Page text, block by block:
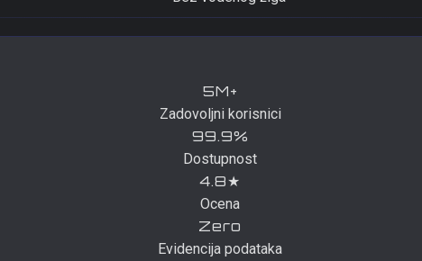
5M+
Zadovoljni korisnici
99.9%
Dostupnost
4.8★
Ocena
Zero
Evidencija podataka